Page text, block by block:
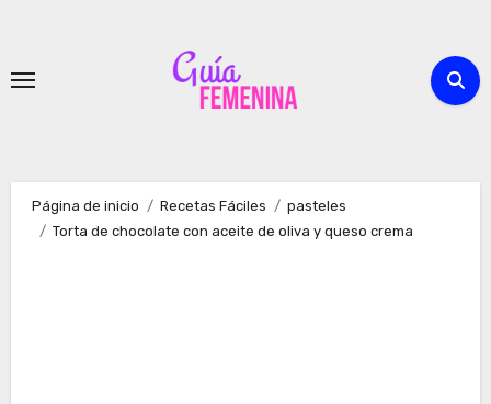
contenido
Página de inicio Recetas Fáciles
pasteles
Torta de chocolate con aceite de oliva y queso crema